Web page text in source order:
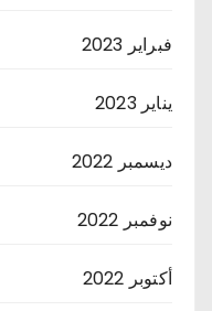
فبراير 2023
يناير 2023
ديسمبر 2022
نوفمبر 2022
أكتوبر 2022